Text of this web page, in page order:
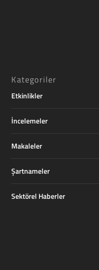
Kategoriler
Etkinlikler
İncelemeler
Makaleler
Şartnameler
Sektörel Haberler